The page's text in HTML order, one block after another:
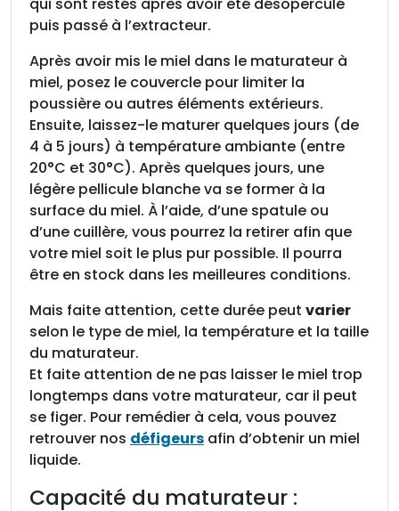
puis passé à l’extracteur.
Après avoir mis le miel dans le maturateur à
miel, posez le couvercle pour limiter la
poussière ou autres éléments extérieurs.
Ensuite, laissez-le maturer quelques jours (de
4 à 5 jours) à température ambiante (entre
20°C et 30°C). Après quelques jours, une
légère pellicule blanche va se former à la
surface du miel. À l’aide, d’une spatule ou
d’une cuillère, vous pourrez la retirer afin que
votre miel soit le plus pur possible. Il pourra
être en stock dans les meilleures conditions.
Mais faite attention, cette durée peut varier
selon le type de miel, la température et la taille
du maturateur.
Et faite attention de ne pas laisser le miel trop
longtemps dans votre maturateur, car il peut
se figer. Pour remédier à cela, vous pouvez
retrouver nos défigeurs afin d’obtenir un miel
liquide.
Capacité du maturateur :